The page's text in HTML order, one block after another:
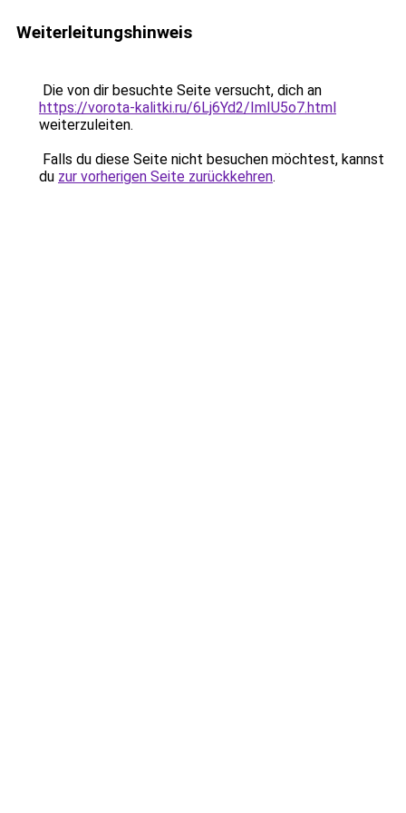
Weiterleitungshinweis
Die von dir besuchte Seite versucht, dich an
https://vorota-kalitki.ru/6Lj6Yd2/ImIU5o7.html
weiterzuleiten.
Falls du diese Seite nicht besuchen möchtest, kannst
du zur vorherigen Seite zurückkehren.